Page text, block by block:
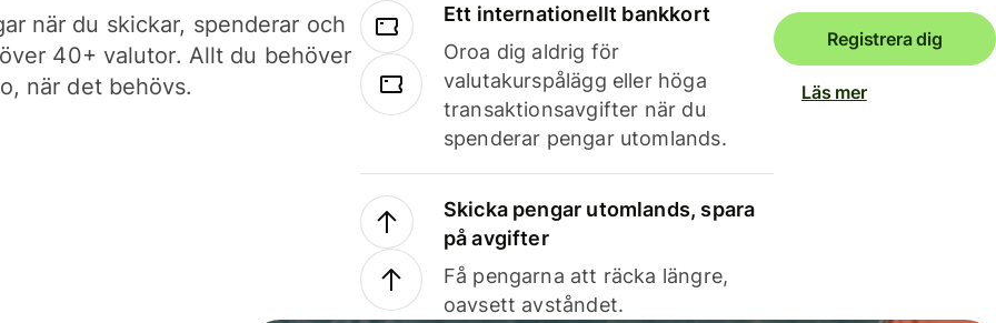
när du skickar, spenderar och
40+ valutor. Allt du behöver
när det behövs.
Ett internationellt bankkort
Oroa dig aldrig för
valutakurspålägg eller höga
transaktionsavgifter när du
spenderar pengar utomlands.
Skicka pengar utomlands, spara
på avgifter
Få pengarna att räcka längre,
oavsett avståndet.
Registrera dig
Läs mer